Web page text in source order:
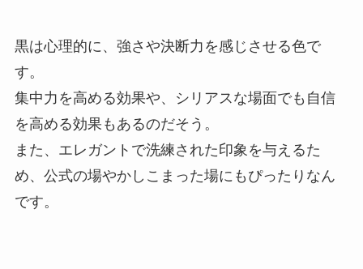
黒は心理的に、強さや決断力を感じさせる色で
す。
集中力を高める効果や、シリアスな場面でも自信
を高める効果もあるのだそう。
また、エレガントで洗練された印象を与えるた
め、公式の場やかしこまった場にもぴったりなん
です。